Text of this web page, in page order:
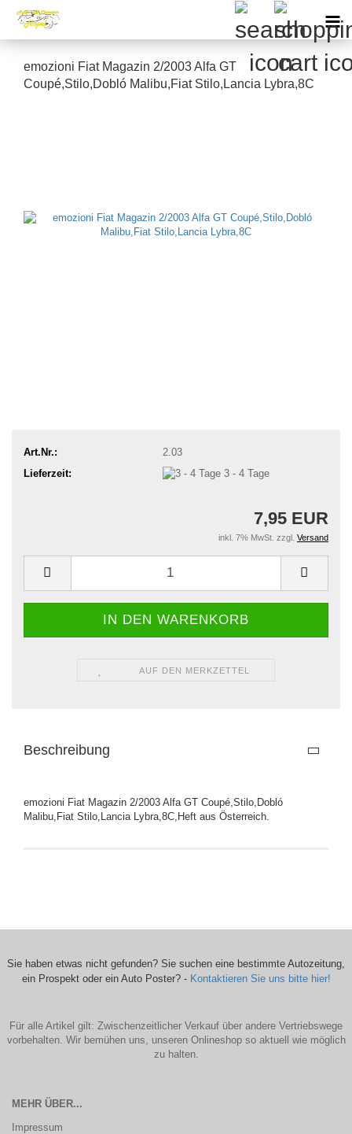
emozioni Fiat Magazin 2/2003 Alfa GT
Coupé,Stilo,Dobló Malibu,Fiat Stilo,Lancia Lybra,8C
Art.Nr.:
2.03
Lieferzeit:
3 - 4 Tage
7,95 EUR
inkl. 7% MwSt. zzgl. Versand
AUF DEN MERKZETTEL
Beschreibung
emozioni Fiat Magazin 2/2003 Alfa GT Coupé,Stilo,Dobló
Malibu,Fiat Stilo,Lancia Lybra,8C,Heft aus Österreich.
Sie haben etwas nicht gefunden? Sie suchen eine bestimmte Autozeitung,
ein Prospekt oder ein Auto Poster? - Kontaktieren Sie uns bitte hier!
Für alle Artikel gilt: Zwischenzeitlicher Verkauf über andere Vertriebswege
vorbehalten. Wir bemühen uns, unseren Onlineshop so aktuell wie möglich
zu halten.
MEHR ÜBER...
Impressum